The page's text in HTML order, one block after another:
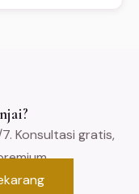
Konsultasi gratis,